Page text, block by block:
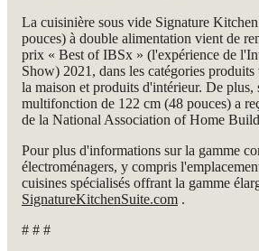
La cuisinière sous vide Signature
pouces) à double alimentation vient de
prix « Best of IBSx » (l'expérience de
Show) 2021, dans les catégories
la maison et produits d'intérieur. De plus,
multifonction de 122 cm (48 pouces) a
de la National Association of Home
Pour plus d'informations sur la gamme
électroménagers, y compris
cuisines spécialisés offrant la gamme
SignatureKitchenSuite.com .
# # #